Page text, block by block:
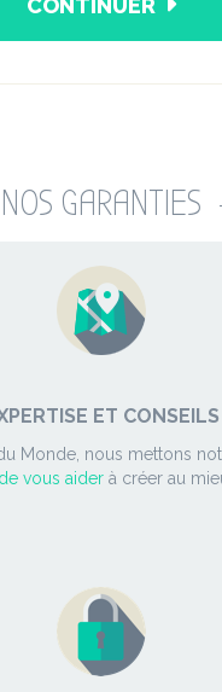
CONTINUER
NOS GARANTIES
ET CONSEILS
Monde, nous mettons
vous aider à créer au